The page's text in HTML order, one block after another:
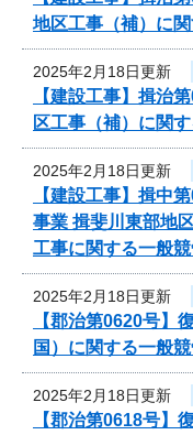
地区工事（補）に
2025年2月18日更新
【建設工事】揖治
区工事（補）に関
2025年2月18日更新
【建設工事】揖中
事業 揖斐川東部地
工事に関する一般
2025年2月18日更新
【郡治第0620号
国）に関する一般
2025年2月18日更新
【郡治第0618号